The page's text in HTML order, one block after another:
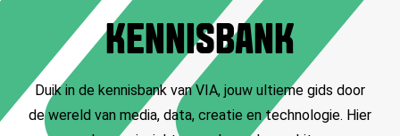
KENNISBANK
Duik in de kennisbank van VIA, jouw ultieme gids door
de wereld van media, data, creatie en technologie. Hier